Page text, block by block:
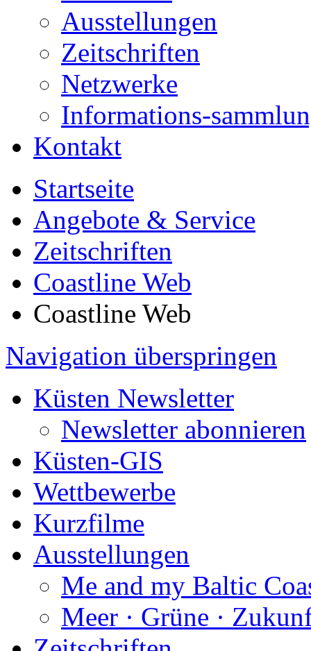
Ausstellungen
Zeitschriften
Netzwerke
Informations-
Kontakt
Startseite
Angebote & Service
Zeitschriften
Coastline Web
Coastline Web
Navigation überspringen
Küsten Newsletter
Newsletter abonnieren
Küsten-GIS
Wettbewerbe
Kurzfilme
Ausstellungen
Me and my Baltic
Meer · Grüne ·